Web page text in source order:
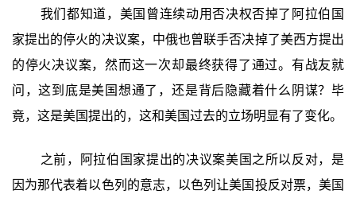
我们都知道，美国曾连续动用否决权否掉了阿拉伯国
家提出的停火的决议案，中俄也曾联手否决掉了美西方提出
的停火决议案，然而这一次却最终获得了通过。有战友就
问，这到底是美国想通了，还是背后隐藏着什么阴谋？毕
竟，这是美国提出的，这和美国过去的立场明显有了变化。
之前，阿拉伯国家提出的决议案美国之所以反对，是
因为那代表着以色列的意志，以色列让美国投反对票，美国